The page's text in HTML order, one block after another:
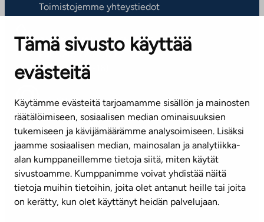
Tämä sivusto käyttää
evästeitä
Käytämme evästeitä tarjoamamme sisällön ja mainosten
räätälöimiseen, sosiaalisen median ominaisuuksien
tukemiseen ja kävijämäärämme analysoimiseen. Lisäksi
jaamme sosiaalisen median, mainosalan ja analytiikka-
alan kumppaneillemme tietoja siitä, miten käytät
sivustoamme. Kumppanimme voivat yhdistää näitä
tietoja muihin tietoihin, joita olet antanut heille tai joita
on kerätty, kun olet käyttänyt heidän palvelujaan.
Toimistojemme yhteystiedot
ASIAKASPALVELUKESKUS
Puh. 045 7734 3777
(arkisin klo 8-16)
info@ta.fi
Tilaa uutiskirje
Mediapankki